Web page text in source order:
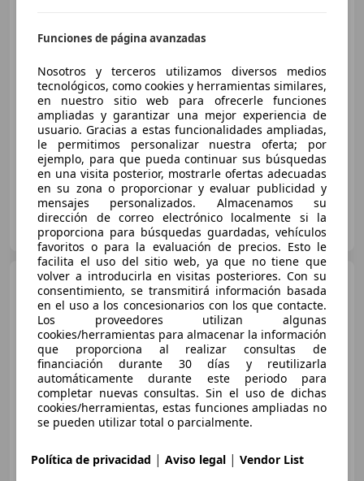
€ 8.700
Buenprecio
06/2011 225.500 km Diésel 135 kW (184 CV)
Particular
ES-31191 Beriáin
BMW 320 Ci
€ 8.990
Súperoferta
11/2003 189.000 km Gasolina 125 kW (170 CV)
Funciones de página avanzadas
Nosotros y terceros utilizamos diversos medios
tecnológicos, como cookies y herramientas similares,
en nuestro sitio web para ofrecerle funciones
ampliadas y garantizar una mejor experiencia de
usuario. Gracias a estas funcionalidades ampliadas,
le permitimos personalizar nuestra oferta; por
ejemplo, para que pueda continuar sus búsquedas
en una visita posterior, mostrarle ofertas adecuadas
en su zona o proporcionar y evaluar publicidad y
mensajes personalizados. Almacenamos su
dirección de correo electrónico localmente si la
proporciona para búsquedas guardadas, vehículos
favoritos o para la evaluación de precios. Esto le
facilita el uso del sitio web, ya que no tiene que
volver a introducirla en visitas posteriores. Con su
consentimiento, se transmitirá información basada
en el uso a los concesionarios con los que contacte.
Los proveedores utilizan algunas
cookies/herramientas para almacenar la información
que proporciona al realizar consultas de
financiación durante 30 días y reutilizarla
automáticamente durante este periodo para
completar nuevas consultas. Sin el uso de dichas
cookies/herramientas, estas funciones ampliadas no
se pueden utilizar total o parcialmente.
Política de privacidad | Aviso legal | Vendor List